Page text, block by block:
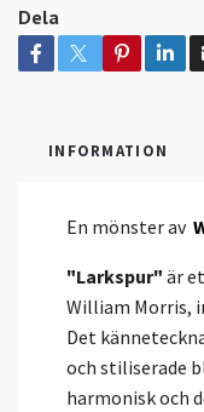
Dela
INFORMATION
En mönster av
"Larkspur" är
William Morris,
Det
och stiliserade
harmonisk och